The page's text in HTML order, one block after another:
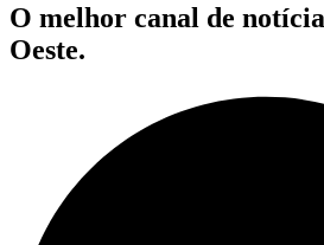
O melhor canal de
Oeste.